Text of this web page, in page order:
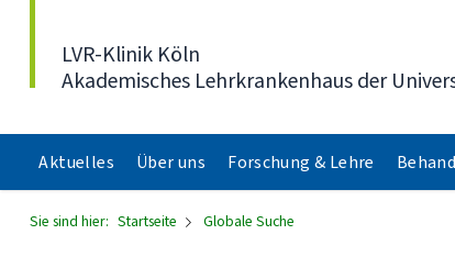
LVR-Klinik Köln
Akademisches Lehrkrankenhaus der
Aktuelles Über uns Forschung & Lehre
Sie sind hier: Startseite Globale Suche